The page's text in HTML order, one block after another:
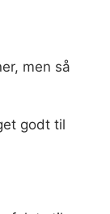
men så
godt til